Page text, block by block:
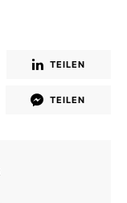
TEILEN
TEILEN